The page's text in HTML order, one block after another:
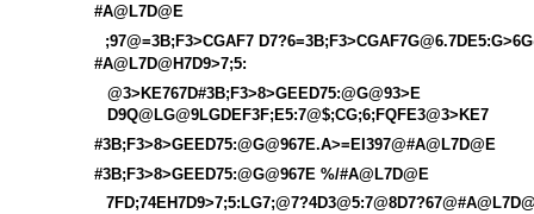
#A@L7D@E
;97@=3B;F3>CGAF7
#A@L7D@H7D9>7;5:
@3>KE767D#3B;F3>8>GEED75:@G@93>E
D9Q@LG@9LGDEF3F;E5:7@$;CG;6;FQFE3@3>KE7
#3B;F3>8>GEED75:@G@967E.A>=EI397@#A@L7D@E
#3B;F3>8>GEED75:@G@967E %/#A@L7D@E